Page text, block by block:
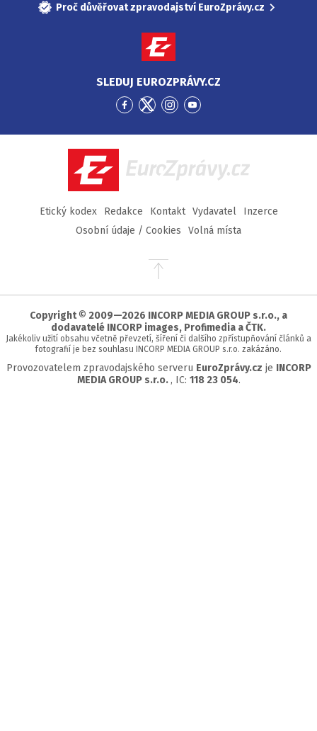
Proč důvěřovat zpravodajství EuroZprávy.cz
SLEDUJ EUROZPRÁVY.CZ
Přejít
Facebook
Přejít
Twitter
Přejít
Instagram
Přejít
YouTube
EuroZprávy.cz
Etický kodex Redakce Kontakt Vydavatel
Inzerce
Osobní údaje / Cookies
Volná místa
Přejít
stránky
Copyright © 2009—2026 INCORP MEDIA GROUP s.r.o., a
dodavatelé INCORP images, Profimedia a ČTK.
Jakékoliv užití obsahu včetně převzetí, šíření či dalšího zpřístupňování článků a
fotografií je bez souhlasu INCORP MEDIA GROUP s.r.o. zakázáno.
Provozovatelem zpravodajského serveru EuroZprávy.cz je INCORP
MEDIA GROUP s.r.o. , IC: 118 23 054.